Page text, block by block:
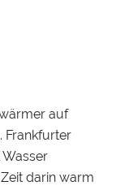
auf
Frankfurter
darin warm